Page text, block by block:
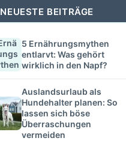
NEUESTE BEITRÄGE
5 Ernährungsmythen
entlarvt: Was gehört
wirklich in den Napf?
Auslandsurlaub als
Hundehalter planen: So
lassen sich böse
Überraschungen
vermeiden